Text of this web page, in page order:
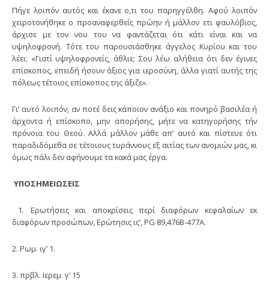
Πήγε λοιπόν αυτός και έκανε ο,τι του παρηγγέλθη. Αφού λοιπόν
χειροτονήθηκε ο προαναφερθείς πρώην ή μάλλον ετι φαυλόβιος,
άρχισε με τον νου του να φαντάζεται ότι κάτι είναι και να
υψηλοφρονή. Τότε του παρουσιάσθηκε άγγελος Κυρίου και του
λέει: «Γιατί υψηλοφρονείς, άθλιε; Σου λέω αλήθεια ότι δεν έγινες
επίσκοπος, επειδή ήσουν άξιος για ιεροσύνη, άλλα γιατί αυτής της
πόλεως τέτοιος επίσκοπος της άξιζε».
Γι’ αυτό λοιπόν, αν ποτέ δεις κάποιον ανάξιο και πονηρό βασιλέα ή
άρχοντα ή επίσκοπο, μην απορήσης, μήτε να κατηγορήσης τήν
πρόνοια του Θεού. Αλλά μάλλον μάθε απ’ αυτό και πίστευε ότι
παραδιδόμεθα σε τέτοιους τυράννους εξ αιτίας των ανομιών μας, κι
όμως πάλι δεν αφήνουμε τα κακά μας έργα.
ΥΠΟΣΗΜΕΙΩΣΕΙΣ
1. Ερωτήσεις και αποκρίσεις περί διαφόρων κεφαλαίων εκ
διαφόρων προσώπων, Ερώτησις ις’, PG 89,476Β-477Α.
2. Ρωμ. ιγ’ 1.
3. πρβλ. Ιερεμ. γ’ 15